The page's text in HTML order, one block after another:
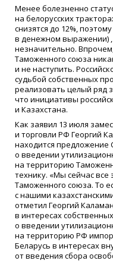
Менее болезненно
на белорусских
снизятся до 12%,
в денежном выражении) ,
незначительно.
Таможенного союза
и не наступить.
судьбой собственных
реализовать целый ряд
что инициативы
и Казахстана.
Как заявил 13 июля
и торговли РФ Георгий
находится
о введении
на территорию
технику. «Мы сейчас все
Таможенного союза. То
с нашими
отметил Георгий
в интересах
о введении
на территорию РФ
Беларусь в интересах
от введения сбора